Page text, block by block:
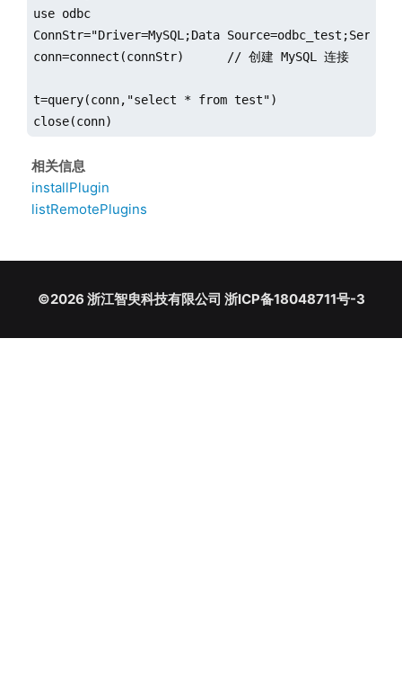
use odbc
ConnStr="Driver=MySQL;Data
conn=connect(connStr)      // 创建 MySQL 连接
t=query(conn,"select * from test")
close(conn)
相关信息
installPlugin
listRemotePlugins
©2026 浙江智臾科技有限公司 浙ICP备18048711号-3